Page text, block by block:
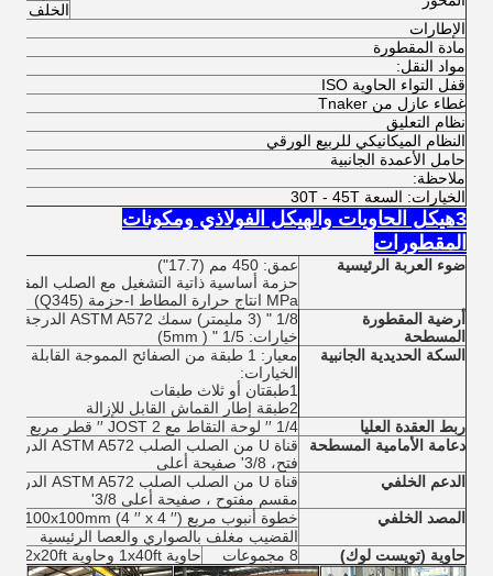
الخلف
الإطارات
مادة المقطورة
مواد النقل:
قفل التواء الحاوية ISO
غطاء عازل من Tnaker
نظام التعليق
النظام الميكانيكي للربيع الورقي
حامل الأعمدة الجانبية
ملاحظة:
الخيارات: السعة 30T - 45T
3هيكل الحاويات والهيكل الفولاذي ومكونات
المقطورات
ضوء العربة الرئيسية
عمق: 450 مم (17.7")
MPa انتاج حرارة المطاط I-حزمة (Q345)
أرضية المقطورة
المسطحة
1/8 " (3 مليمتر) سمك ASTM A572 الدرجة 50 لوحة الفولاذ المسجلة
خيارات: 1/5 " ( 5mm)
السكة الحديدية الجانبية
معيار: 1 طبقة من الصفائح المموجة القابلة للإزالة
الخيارات:
1طبقتان أو ثلاث طبقات
2طبقة إطار القماش القابل للإزالة
ربط العقدة العليا
1/4 ′′ لوحة التقاط مع JOST 2 ′′ قطر مربع النوع الملك دبوس لكل معيار SAE
دعامة الأمامية المسطحة
فتح، 3/8' صفيحة أعلى
الدعم الخلفي
مقسم مفتوح ، صفيحة أعلى 3/8'
المصد الخلفي
خطوة أنبوب مربع 100x100mm (4 ′′ x 4 ′′) مع عقدة عمودية قطعة H ′′
القضيب مغلف بالصواري والعصا الرئيسية
حاوية (تويست لوك)
8 مجموعات حاوية 1x40ft وحاوية 2x20ft